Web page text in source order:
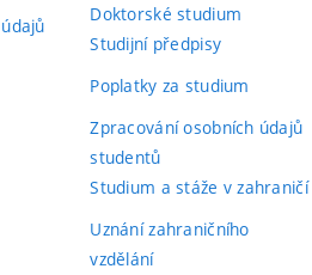
Doktorské studium
Studijní předpisy
Poplatky za studium
Zpracování osobních údajů
studentů
Studium a stáže v zahraničí
Uznání zahraničního
vzdělání